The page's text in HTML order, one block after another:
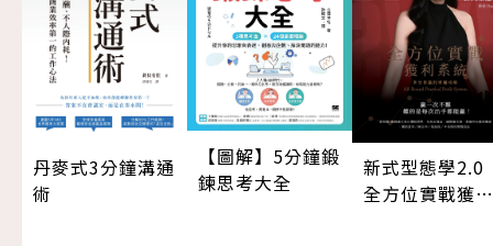
丹麥式3分鐘溝通
術
【圖解】5分鐘鍛
鍊思考大全
新式型態學
全方位實戰獲利